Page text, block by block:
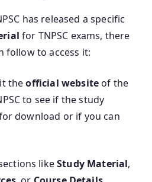
has released a specific
for TNPSC exams, there
follow to access it:
theofficial website of the
to see if the study
download or if you can
likeStudy Material,